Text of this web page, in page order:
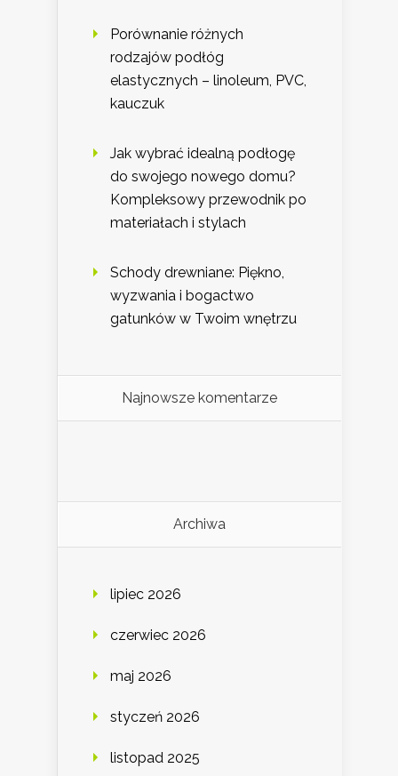
Porównanie różnych
rodzajów podłóg
elastycznych – linoleum, PVC,
kauczuk
Jak wybrać idealną podłogę
do swojego nowego domu?
Kompleksowy przewodnik po
materiałach i stylach
Schody drewniane: Piękno,
wyzwania i bogactwo
gatunków w Twoim wnętrzu
Najnowsze komentarze
Archiwa
lipiec 2026
czerwiec 2026
maj 2026
styczeń 2026
listopad 2025